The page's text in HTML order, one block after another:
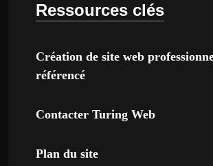
Ressources clés
Création de site web
référencé
Contacter Turing Web
Plan du site